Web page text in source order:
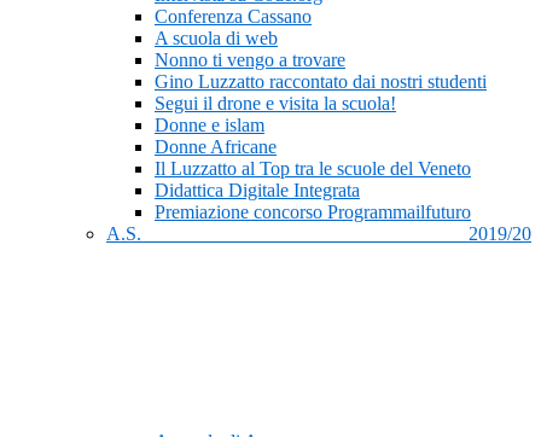
Conferenza Cassano
A scuola di web
Nonno ti vengo a trovare
Gino Luzzatto raccontato dai nostri studenti
Segui il drone e visita la scuola!
Donne e islam
Donne Africane
Il Luzzatto al Top tra le scuole del Veneto
Didattica Digitale Integrata
Premiazione concorso Programmailfuturo
A.S. 2019/20